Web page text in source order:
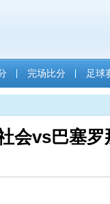
完场比分 足球
会vs巴塞罗